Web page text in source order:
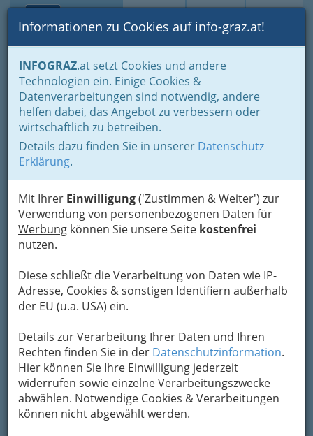
Suche Login Toggle
Informationen zu Cookies auf info-graz.at!
INFOGRAZ.at setzt Cookies und andere
Technologien ein. Einige Cookies &
Datenverarbeitungen sind notwendig, andere
helfen dabei, das Angebot zu verbessern oder
wirtschaftlich zu betreiben.
Details dazu finden Sie in unserer Datenschutz
Erklärung.
Mit Ihrer Einwilligung('Zustimmen & Weiter') zur
Verwendung von personenbezogenen Daten für
Werbung können Sie unsere Seite kostenfrei
nutzen.
Diese schließt die Verarbeitung von Daten wie IP-
Adresse, Cookies & sonstigen Identifiern außerhalb
der EU (u.a. USA) ein.
Details zur Verarbeitung Ihrer Daten und Ihren
Rechten finden Sie in der Datenschutzinformation.
Hier können Sie Ihre Einwilligung jederzeit
widerrufen sowie einzelne Verarbeitungszwecke
abwählen. Notwendige Cookies & Verarbeitungen
können nicht abgewählt werden.
Home Branchen
Gesellschaft d. Autoren,
Komponisten und Musiker
Pestalozzistraße 1, 8010 Graz
+43 316 710 16
Karte